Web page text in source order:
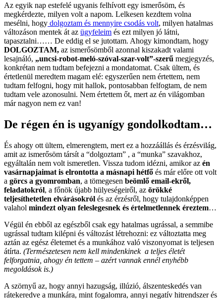
Az egyik nap estefelé ugyanis felhívott egy ismerősöm, és
megkérdezte, milyen volt a napom. Lelkesen kezdtem volna
mesélni, hogy dolgoztam és mennyire csodás volt, milyen hatalmas
változáson mentek át az ügyfeleim és ezt milyen jó látni,
tapasztalni…… De eddig el se jutottam. Ahogy kimondtam, hogy
DOLGOZTAM, az ismerősömből azonnal kiszakadt valami
lesajnáló, „uncsi-robot-meló-szóval-szar-volt”-szerű megjegyzés,
konkrétan nem tudtam befejezni a mondatomat. Csak ültem, és
értetlenül meredtem magam elé: egyszerűen nem értettem, nem
tudtam felfogni, hogy mit hallok, pontosabban felfogtam, de nem
tudtam vele azonosulni. Nem értettem őt, mert az én világomban
már nagyon nem ez van!
De régen én is ugyanígy gondolkodtam…
És ahogy ott ültem, elmerengtem, mert ez a hozzáállás és érzésvilág,
amit az ismerősöm társít a “dolgoztam” , a “munka” szavakhoz,
egyáltalán nem volt ismeretlen. Vissza tudom idézni, amikor az én
vasárnapjaimat is elrontotta a másnapi hétfő és már előre ott volt
a görcs a gyomromban, a tömegesen beömlő email-ekről,
feladatokról, a főnök újabb hülyeségeiről, az örökké
teljesíthetetlen elvárásokról és az érzésről, hogy tulajdonképpen
valahol mindezt olyan feleslegesnek és értelmetlennek éreztem…
Végül én ebből az egészből csak egy hatalmas ugrással, a semmibe
ugrással tudtam kilépni és változást létrehozni: ez változtatta meg
aztán az egész életemet és a munkához való viszonyomat is teljesen
átírta. (Természetesen nem kell mindenkinek a teljes életét
felforgatnia, ahogy én tettem – azért vannak ennél enyhébb
megoldások is.)
A szörnyű az, hogy annyi hazugság, illúzió, álszenteskedés van
rátekeredve a munkára, mint fogalomra, annyi negatív hitrendszer és